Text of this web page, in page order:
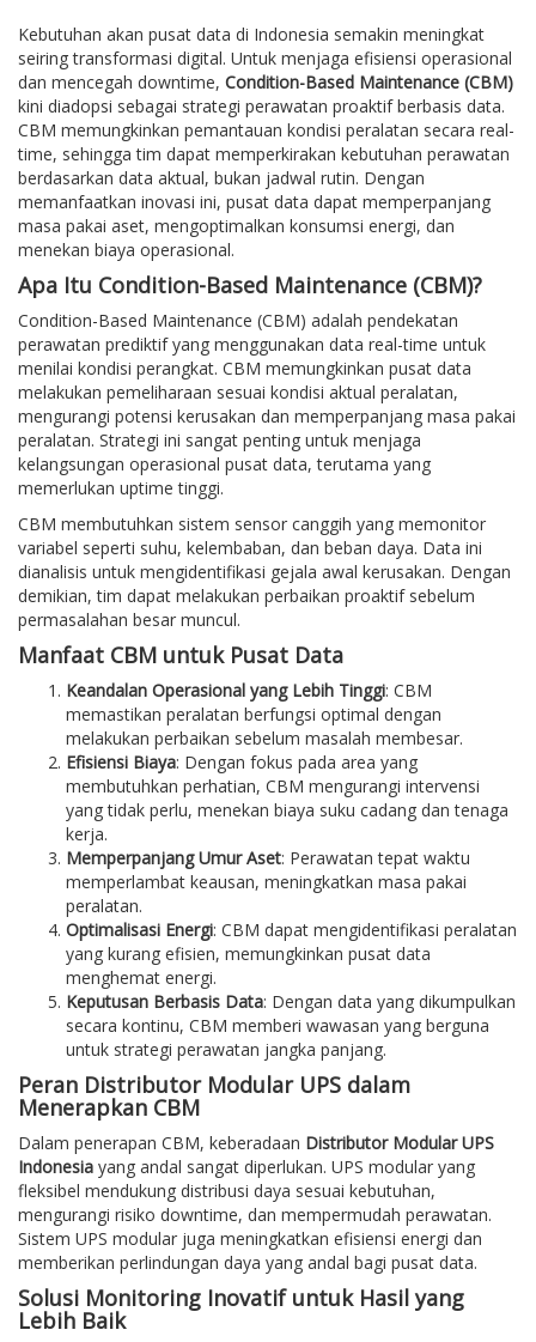
Kebutuhan akan pusat data di Indonesia semakin meningkat
seiring transformasi digital. Untuk menjaga efisiensi operasional
dan mencegah downtime, Condition-Based Maintenance (CBM)
kini diadopsi sebagai strategi perawatan proaktif berbasis data.
CBM memungkinkan pemantauan kondisi peralatan secara real-
time, sehingga tim dapat memperkirakan kebutuhan perawatan
berdasarkan data aktual, bukan jadwal rutin. Dengan
memanfaatkan inovasi ini, pusat data dapat memperpanjang
masa pakai aset, mengoptimalkan konsumsi energi, dan
menekan biaya operasional.
Apa Itu Condition-Based Maintenance (CBM)?
Condition-Based Maintenance (CBM) adalah pendekatan
perawatan prediktif yang menggunakan data real-time untuk
menilai kondisi perangkat. CBM memungkinkan pusat data
melakukan pemeliharaan sesuai kondisi aktual peralatan,
mengurangi potensi kerusakan dan memperpanjang masa pakai
peralatan. Strategi ini sangat penting untuk menjaga
kelangsungan operasional pusat data, terutama yang
memerlukan uptime tinggi.
CBM membutuhkan sistem sensor canggih yang memonitor
variabel seperti suhu, kelembaban, dan beban daya. Data ini
dianalisis untuk mengidentifikasi gejala awal kerusakan. Dengan
demikian, tim dapat melakukan perbaikan proaktif sebelum
permasalahan besar muncul.
Manfaat CBM untuk Pusat Data
Keandalan Operasional yang Lebih Tinggi: CBM
memastikan peralatan berfungsi optimal dengan
melakukan perbaikan sebelum masalah membesar.
Efisiensi Biaya: Dengan fokus pada area yang
membutuhkan perhatian, CBM mengurangi intervensi
yang tidak perlu, menekan biaya suku cadang dan tenaga
kerja.
Memperpanjang Umur Aset: Perawatan tepat waktu
memperlambat keausan, meningkatkan masa pakai
peralatan.
Optimalisasi Energi: CBM dapat mengidentifikasi peralatan
yang kurang efisien, memungkinkan pusat data
menghemat energi.
Keputusan Berbasis Data: Dengan data yang dikumpulkan
secara kontinu, CBM memberi wawasan yang berguna
untuk strategi perawatan jangka panjang.
Peran Distributor Modular UPS dalam
Menerapkan CBM
Dalam penerapan CBM, keberadaan Distributor Modular UPS
Indonesia yang andal sangat diperlukan. UPS modular yang
fleksibel mendukung distribusi daya sesuai kebutuhan,
mengurangi risiko downtime, dan mempermudah perawatan.
Sistem UPS modular juga meningkatkan efisiensi energi dan
memberikan perlindungan daya yang andal bagi pusat data.
Solusi Monitoring Inovatif untuk Hasil yang
Lebih Baik